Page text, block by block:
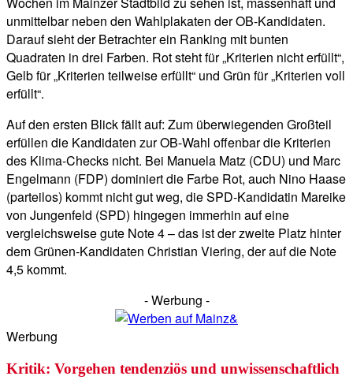
unmittelbar neben den Wahlplakaten der OB-Kandidaten.
Darauf sieht der Betrachter ein Ranking mit bunten
Quadraten in drei Farben. Rot steht für „Kriterien nicht erfüllt“,
Gelb für „Kriterien teilweise erfüllt“ und Grün für „Kriterien voll
erfüllt“.
Auf den ersten Blick fällt auf: Zum überwiegenden Großteil
erfüllen die Kandidaten zur OB-Wahl offenbar die Kriterien
des Klima-Checks nicht. Bei Manuela Matz (CDU) und Marc
Engelmann (FDP) dominiert die Farbe Rot, auch Nino Haase
(parteilos) kommt nicht gut weg, die SPD-Kandidatin Mareike
von Jungenfeld (SPD) hingegen immerhin auf eine
vergleichsweise gute Note 4 – das ist der zweite Platz hinter
dem Grünen-Kandidaten Christian Viering, der auf die Note
4,5 kommt.
- Werbung -
Werbung
Kritik: Vorgehen tendenziös und unwissenschaftlich